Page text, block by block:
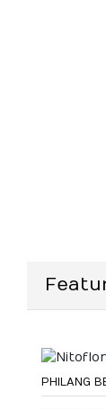
PHILANG